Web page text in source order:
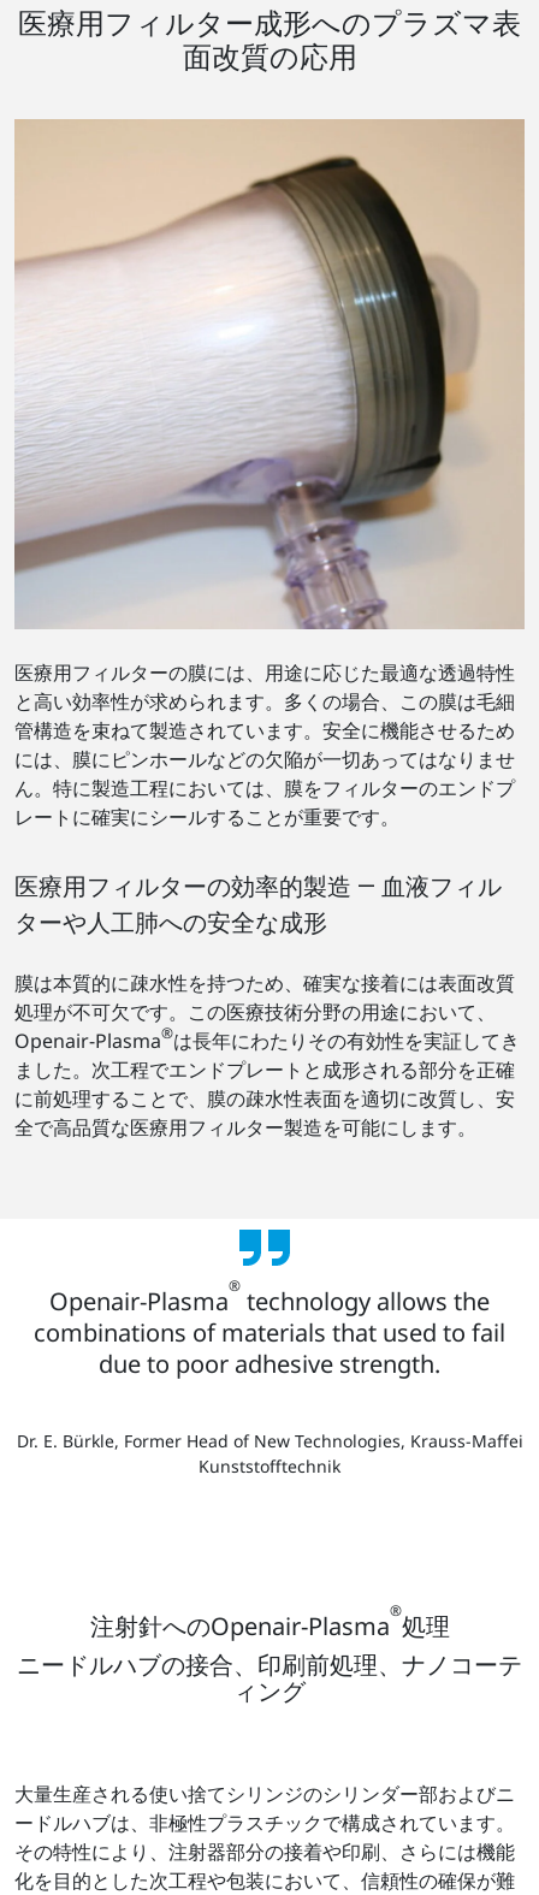
医療用フィルター成形へのプラズマ表
面改質の応用
医療用フィルターの膜には、用途に応じた最適な透過特性
と高い効率性が求められます。多くの場合、この膜は毛細
管構造を束ねて製造されています。安全に機能させるため
には、膜にピンホールなどの欠陥が一切あってはなりませ
ん。特に製造工程においては、膜をフィルターのエンドプ
レートに確実にシールすることが重要です。
医療用フィルターの効率的製造 ― 血液フィル
ターや人工肺への安全な成形
膜は本質的に疎水性を持つため、確実な接着には表面改質
処理が不可欠です。この医療技術分野の用途において、
Openair-Plasma®は長年にわたりその有効性を実証してき
ました。次工程でエンドプレートと成形される部分を正確
に前処理することで、膜の疎水性表面を適切に改質し、安
全で高品質な医療用フィルター製造を可能にします。
Openair-Plasma® technology allows the
combinations of materials that used to fail
due to poor adhesive strength.
Dr. E. Bürkle, Former Head of New Technologies, Krauss-Maffei
Kunststofftechnik
注射針へのOpenair-Plasma®処理
ニードルハブの接合、印刷前処理、ナノコーテ
ィング
大量生産される使い捨てシリンジのシリンダー部およびニ
ードルハブは、非極性プラスチックで構成されています。
その特性により、注射器部分の接着や印刷、さらには機能
化を目的とした次工程や包装において、信頼性の確保が難